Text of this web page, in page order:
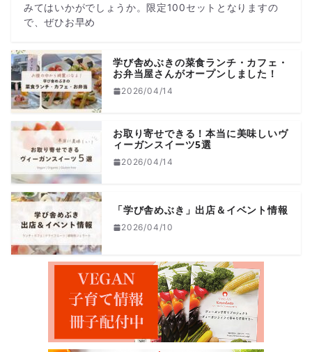
みてはいかがでしょうか。限定100セットとなりますの
で、ぜひお早め
学び舎めぶきの菜食ランチ・カフェ・
お弁当屋さんがオープンしました！
2026/04/14
お取り寄せできる！本当に美味しいヴ
ィーガンスイーツ5選
2026/04/14
「学び舎めぶき」出店＆イベント情報
2026/04/10